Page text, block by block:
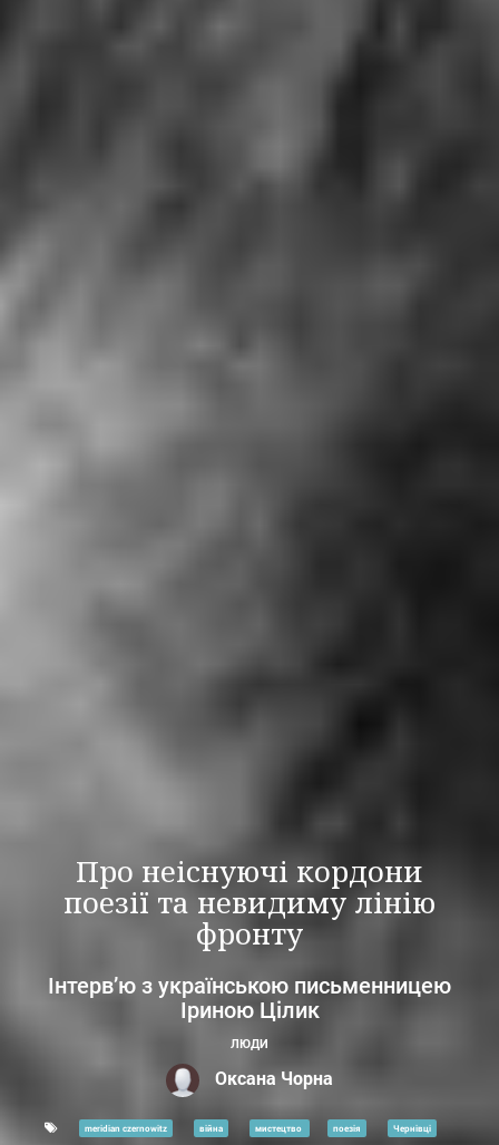
Про неіснуючі кордони
поезії та невидиму лінію
фронту
Інтерв’ю з українською письменницею
Іриною Цілик
ЛЮДИ
Оксана Чорна
meridian czernowitz війна мистецтво поезія Чернівці